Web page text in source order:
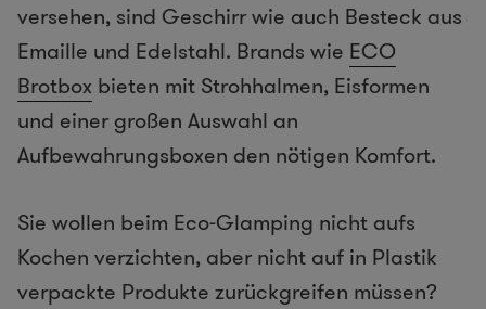
versehen, sind Geschirr wie auch Besteck aus
Emaille und Edelstahl. Brands wie ECO
Brotbox bieten mit Strohhalmen, Eisformen
und einer großen Auswahl an
Aufbewahrungsboxen den nötigen Komfort.
Sie wollen beim Eco-Glamping nicht aufs
Kochen verzichten, aber nicht auf in Plastik
verpackte Produkte zurückgreifen müssen?